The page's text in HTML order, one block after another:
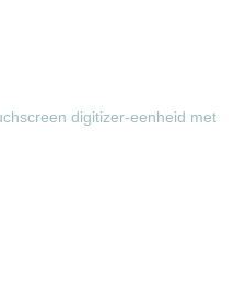
digitizer-eenheid met